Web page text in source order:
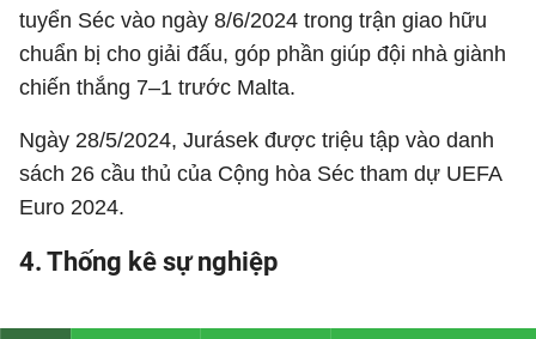
tuyển Séc vào ngày 8/6/2024 trong trận giao hữu
chuẩn bị cho giải đấu, góp phần giúp đội nhà giành
chiến thắng 7–1 trước Malta.
Ngày 28/5/2024, Jurásek được triệu tập vào danh
sách 26 cầu thủ của Cộng hòa Séc tham dự UEFA
Euro 2024.
4. Thống kê sự nghiệp